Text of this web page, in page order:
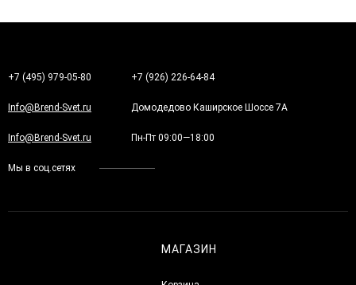
+7 (495) 979-05-80 +7 (926) 226-64-84
Info@Brend-Svet.ru Домодедово Каширское Шоссе 7А
Info@Brend-Svet.ru Пн-Пт 09:00—18:00
Мы в соц.сетях
МАГАЗИН